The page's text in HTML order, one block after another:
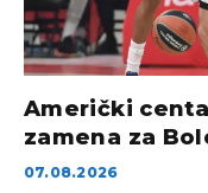
Američki
zamena za
07.08.2026